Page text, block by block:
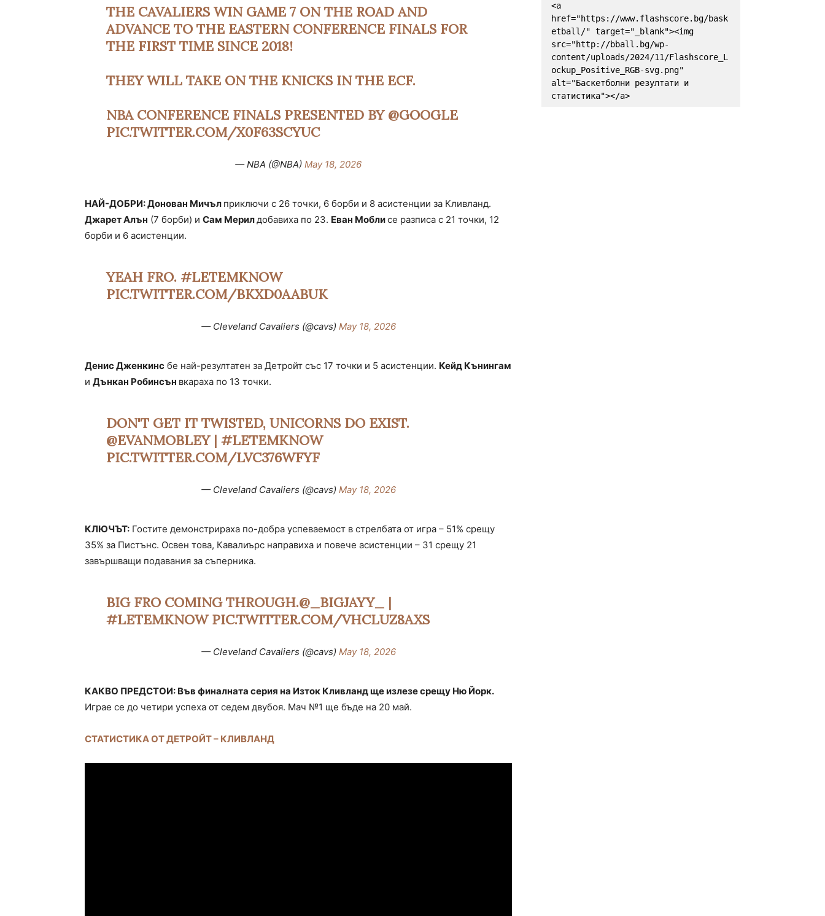
THE CAVALIERS WIN GAME 7 ON THE ROAD AND
ADVANCE TO THE EASTERN CONFERENCE FINALS FOR
THE FIRST TIME SINCE 2018!
THEY WILL TAKE ON THE KNICKS IN THE ECF.
NBA CONFERENCE FINALS PRESENTED BY@GOOGLE
PIC.TWITTER.COM/X0F63SCYUC
— NBA (@NBA) May 18, 2026
НАЙ-ДОБРИ: Донован Мичъл приключи с 26 точки, 6 борби и 8 асистенции за Кливланд.
Джарет Алън (7 борби) и Сам Мерилдобавиха по 23. Еван Моблисе разписа с 21 точки, 12
борби и 6 асистенции.
YEAH FRO. #LETEMKNOW
PIC.TWITTER.COM/BKXD0AABUK
— Cleveland Cavaliers (@cavs) May 18, 2026
Денис Дженкинс бе най-резултатен за Детройт със 17 точки и 5 асистенции. Кейд Кънингам
и Дънкан Робинсън вкараха по 13 точки.
DON'T GET IT TWISTED, UNICORNS DO EXIST.
@EVANMOBLEY| #LETEMKNOW
PIC.TWITTER.COM/LVC376WFYF
— Cleveland Cavaliers (@cavs) May 18, 2026
КЛЮЧЪТ: Гостите демонстрираха по-добра успеваемост в стрелбата от игра – 51% срещу
35% за Пистънс. Освен това, Кавалиърс направиха и повече асистенции – 31 срещу 21
завършващи подавания за съперника.
BIG FRO COMING THROUGH.@_BIGJAYY_
|
#LETEMKNOW PIC.TWITTER.COM/VHCLUZ8AXS
— Cleveland Cavaliers (@cavs) May 18, 2026
КАКВО ПРЕДСТОИ: Във финалната серия на Изток Кливланд ще излезе срещу Ню Йорк.
Играе се до четири успеха от седем двубоя. Мач №1 ще бъде на 20 май.
СТАТИСТИКА ОТ ДЕТРОЙТ – КЛИВЛАНД
<a
href="https://www.flashscore.bg/bask
etball/" target="_blank"><img
src="http://bball.bg/wp-
content/uploads/2024/11/Flashscore_L
ockup_Positive_RGB-svg.png"
alt="Баскетболни резултати и
статистика"></a>